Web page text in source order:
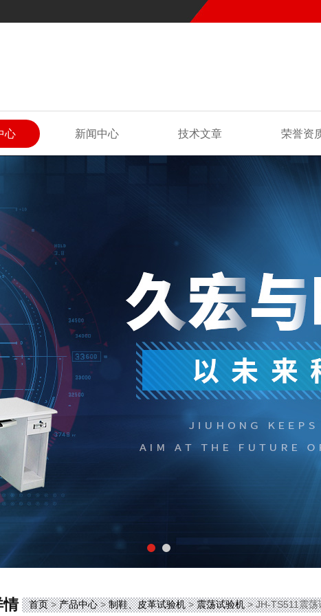
心 新闻中心 技术文章 荣誉资
情 首页>产品中心>制鞋、皮革试验机>震荡试验机> JH-TS511震荡